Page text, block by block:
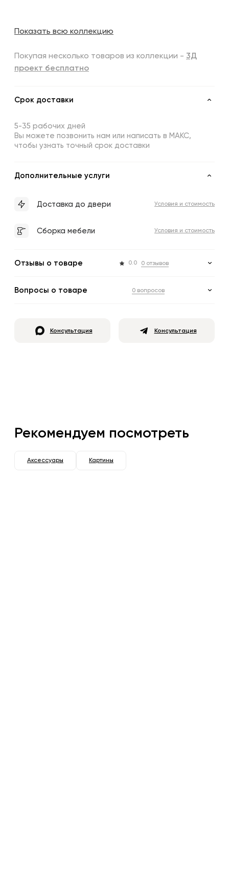
Показать всю коллекцию
Покупая несколько товаров из коллекции - 3Д
проект бесплатно
Срок доставки
5-35 рабочих дней
Вы можете позвонить нам или написать в МАКС,
чтобы узнать точный срок доставки
Дополнительные услуги
Доставка до двери Условия и стоимость
Сборка мебели Условия и стоимость
Отзывы о товаре 0.0 0 отзывов
Вопросы о товаре 0 вопросов
Консультация Консультация
Рекомендуем посмотреть
Аксессуары Картины